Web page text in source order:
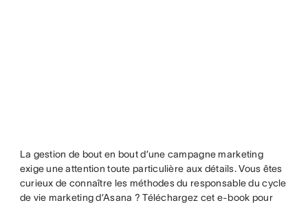
La gestion de bout en bout d’une campagne marketing
exige une attention toute particulière aux détails. Vous êtes
curieux de connaître les méthodes du responsable du cycle
de vie marketing d’Asana ? Téléchargez cet e-book pour